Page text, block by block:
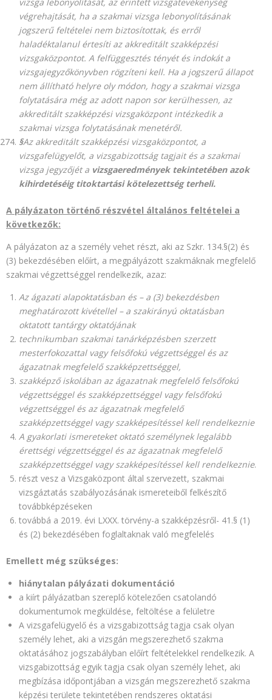
végrehajtását, ha a szakmai vizsga lebonyolításának
jogszerű feltételei nem biztosítottak, és erről
haladéktalanul értesíti az akkreditált szakképzési
vizsgaközpontot. A felfüggesztés tényét és indokát a
vizsgajegyzőkönyvben rögzíteni kell. Ha a jogszerű állapot
nem állítható helyre oly módon, hogy a szakmai vizsga
folytatására még az adott napon sor kerülhessen, az
akkreditált szakképzési vizsgaközpont intézkedik a
szakmai vizsga folytatásának menetéről.
§Az akkreditált szakképzési vizsgaközpontot, a
vizsgafelügyelőt, a vizsgabizottság tagjait és a szakmai
vizsga jegyzőjét a vizsgaeredmények tekintetében azok
kihirdetéséig titoktartási kötelezettség terheli.
A pályázaton történő részvétel általános feltételei a
következők:
A pályázaton az a személy vehet részt, aki az Szkr. 134.§(2) és
(3) bekezdésében előírt, a megpályázott szakmáknak megfelelő
szakmai végzettséggel rendelkezik, azaz:
Az ágazati alapoktatásban és – a (3) bekezdésben
meghatározott kivétellel – a szakirányú oktatásban
oktatott tantárgy oktatójának
technikumban szakmai tanárképzésben szerzett
mesterfokozattal vagy felsőfokú végzettséggel és az
ágazatnak megfelelő szakképzettséggel,
szakképző iskolában az ágazatnak megfelelő felsőfokú
végzettséggel és szakképzettséggel vagy felsőfokú
végzettséggel és az ágazatnak megfelelő
szakképzettséggel vagy szakképesítéssel kell rendelkeznie
A gyakorlati ismereteket oktató személynek legalább
érettségi végzettséggel és az ágazatnak megfelelő
szakképzettséggel vagy szakképesítéssel kell rendelkeznie.
részt vesz a Vizsgaközpont által szervezett, szakmai
vizsgáztatás szabályozásának ismereteiből felkészítő
továbbképzéseken
továbbá a 2019. évi LXXX. törvény-a szakképzésről- 41.§ (1)
és (2) bekezdésében foglaltaknak való megfelelés
Emellett még szükséges:
hiánytalan pályázati dokumentáció
a kiírt pályázatban szereplő kötelezően csatolandó
dokumentumok megküldése, feltöltése a felületre
A vizsgafelügyelő és a vizsgabizottság tagja csak olyan
személy lehet, aki a vizsgán megszerezhető szakma
oktatásához jogszabályban előírt feltételekkel rendelkezik. A
vizsgabizottság egyik tagja csak olyan személy lehet, aki
megbízása időpontjában a vizsgán megszerezhető szakma
képzési területe tekintetében rendszeres oktatási